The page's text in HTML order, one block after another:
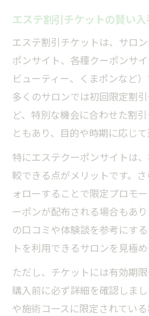
エステ割引チケットの賢い
エステ割引チケットは、サロ
ポンサイト、各種クーポンサ
ビューティー、くまポンなど
多くのサロンでは初回限定割
ど、特別な機会に合わせた割
ともあり、目的や時期に応じて
特にエステクーポンサイトは
較できる点がメリットです。さ
ォローすることで限定プロモ
ーポンが配布される場合もあ
の口コミや体験談を参考にす
トを利用できるサロンを見極め
ただし、チケットには有効期
購入前に必ず詳細を確認しま
や施術コースに限定されてい